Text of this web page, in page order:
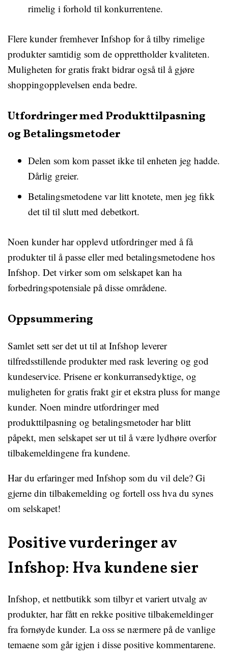
rimelig i forhold til konkurrentene.
Flere kunder fremhever Infshop for å tilby rimelige
produkter samtidig som de opprettholder kvaliteten.
Muligheten for gratis frakt bidrar også til å gjøre
shoppingopplevelsen enda bedre.
Utfordringer med Produkttilpasning
og Betalingsmetoder
Delen som kom passet ikke til enheten jeg hadde.
Dårlig greier.
Betalingsmetodene var litt knotete, men jeg fikk
det til til slutt med debetkort.
Noen kunder har opplevd utfordringer med å få
produkter til å passe eller med betalingsmetodene hos
Infshop. Det virker som om selskapet kan ha
forbedringspotensiale på disse områdene.
Oppsummering
Samlet sett ser det ut til at Infshop leverer
tilfredsstillende produkter med rask levering og god
kundeservice. Prisene er konkurransedyktige, og
muligheten for gratis frakt gir et ekstra pluss for mange
kunder. Noen mindre utfordringer med
produkttilpasning og betalingsmetoder har blitt
påpekt, men selskapet ser ut til å være lydhøre overfor
tilbakemeldingene fra kundene.
Har du erfaringer med Infshop som du vil dele? Gi
gjerne din tilbakemelding og fortell oss hva du synes
om selskapet!
Positive vurderinger av
Infshop: Hva kundene sier
Infshop, et nettbutikk som tilbyr et variert utvalg av
produkter, har fått en rekke positive tilbakemeldinger
fra fornøyde kunder. La oss se nærmere på de vanlige
temaene som går igjen i disse positive kommentarene.